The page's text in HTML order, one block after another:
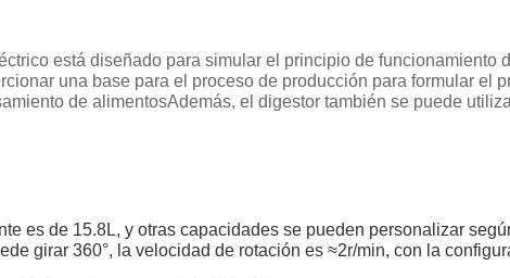
está diseñado para simular el principio de funcionamiento
una base para el proceso de producción para formular el
de alimentosAdemás, el digestor también se puede
es de 15.8L, y otras capacidades se pueden personalizar
girar 360°, la velocidad de rotación es ≈2r/min, con la